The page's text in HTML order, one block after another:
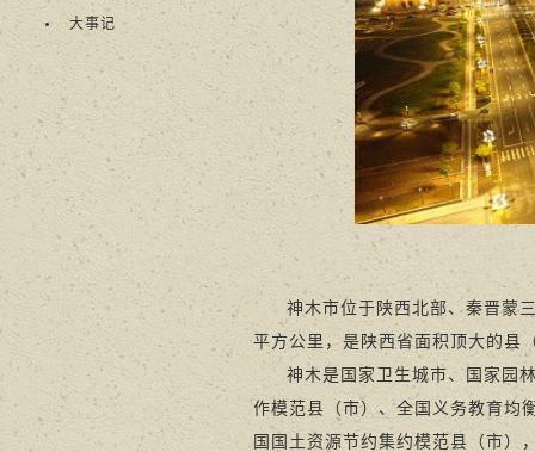
大事记
神木市位于陕西北部、秦晋蒙
平方公里，是陕西省面积顶大的县
神木是国家卫生城市、国家园
作模范县（市）、全国义务教育均
国国土资源节约集约模范县（市）